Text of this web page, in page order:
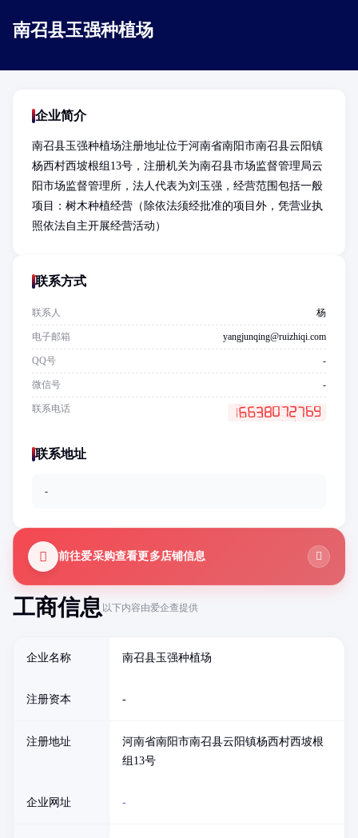
南召县玉强种植场
工商信息以下内容由爱企查提供
企业名称 南召县玉强种植场
注册资本 -
注册地址
河南省南阳市南召县云阳镇杨西村西坡根
组13号
企业网址 -
企业简介
南召县玉强种植场注册地址位于河南省南阳市南召县云阳镇
杨西村西坡根组13号，注册机关为南召县市场监督管理局云
阳市场监督管理所，法人代表为刘玉强，经营范围包括一般
项目：树木种植经营（除依法须经批准的项目外，凭营业执
照依法自主开展经营活动）
联系方式
联系人 杨
电子邮箱 yangjunqing@ruizhiqi.com
QQ号 -
微信号 -
联系电话
联系地址
-
前往爱采购查看更多店铺信息